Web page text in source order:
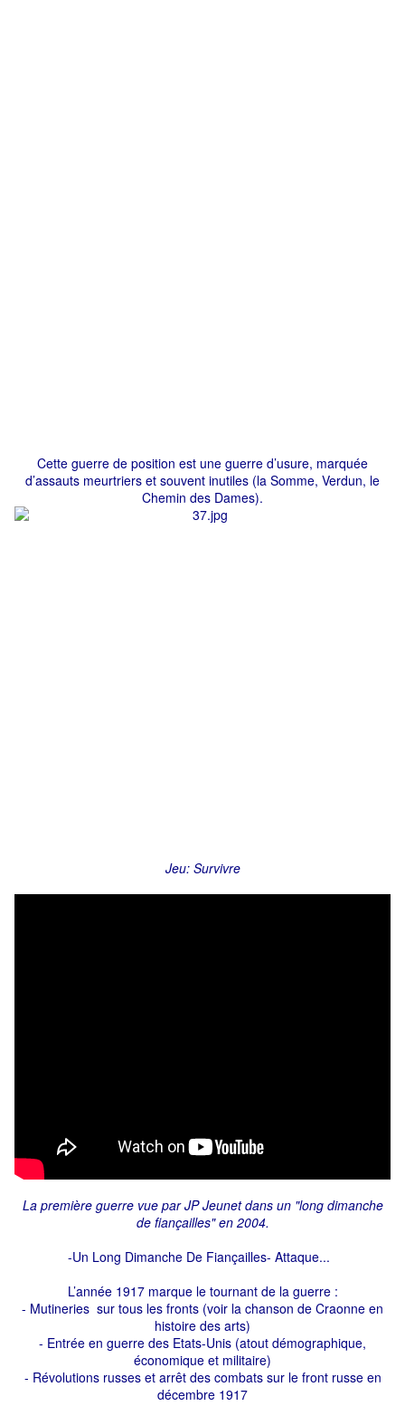
Cette guerre de position est une guerre d’usure, marquée
d’assauts meurtriers et souvent inutiles (la Somme, Verdun, le
Chemin des Dames).
Jeu: Survivre
La première guerre vue par JP Jeunet dans un "long dimanche
de fiançailles" en 2004.
-Un Long Dimanche De Fiançailles- Attaque...
L’année 1917 marque le tournant de la guerre :
- Mutineries sur tous les fronts (voir la chanson de Craonne en
histoire des arts)
- Entrée en guerre des Etats-Unis (atout démographique,
économique et militaire)
- Révolutions russes et arrêt des combats sur le front russe en
décembre 1917